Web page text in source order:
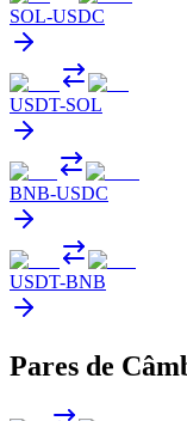
SOL-USDC
USDT-SOL
BNB-USDC
USDT-BNB
Pares de